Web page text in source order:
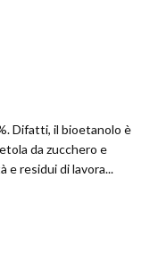
Difatti, il bioetanolo è
da zucchero e
e residui di lavora...